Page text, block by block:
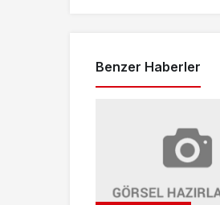
Benzer Haberler